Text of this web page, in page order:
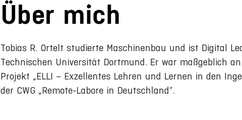
Über mich
Tobias R. Ortelt studierte Maschinenbau und ist Digital
Technischen Universität Dortmund. Er war maßgeblich
Projekt „ELLI – Exzellentes Lehren und Lernen in den
der CWG „Remote-Labore in Deutschland“.